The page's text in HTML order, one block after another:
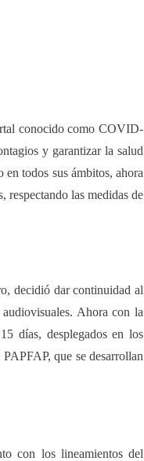
conocido como COVID-
y garantizar la salud
todos sus ámbitos, ahora
respectando las medidas de
decidió dar continuidad al
Ahora con la
días, desplegados en los
que se desarrollan
con los lineamientos del